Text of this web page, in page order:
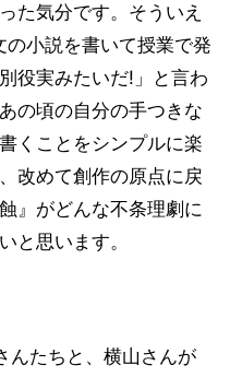
た気分です。そういえ
小説を書いて授業で発
役実みたいだ!」と言わ
の頃の自分の手つきな
くことをシンプルに楽
改めて創作の原点に戻
』がどんな不条理劇に
と思います。
んたちと、横山さんが